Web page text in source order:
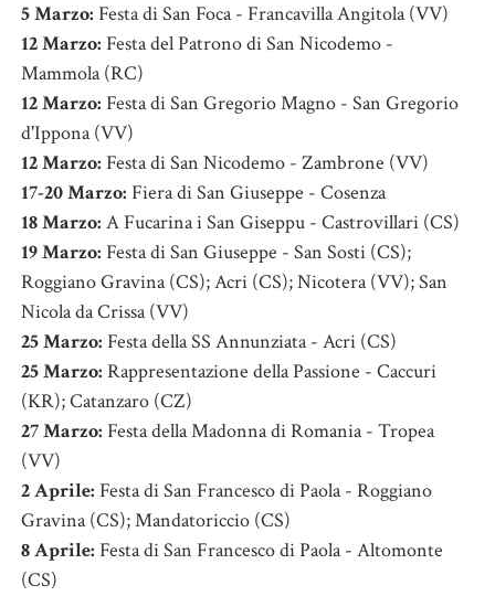
5 Marzo: Festa di San Foca - Francavilla Angitola (VV)
12 Marzo: Festa del Patrono di San Nicodemo -
Mammola (RC)
12 Marzo: Festa di San Gregorio Magno - San Gregorio
d'Ippona (VV)
12 Marzo: Festa di San Nicodemo - Zambrone (VV)
17-20 Marzo: Fiera di San Giuseppe - Cosenza
18 Marzo: A Fucarina i San Giseppu - Castrovillari (CS)
19 Marzo: Festa di San Giuseppe - San Sosti (CS);
Roggiano Gravina (CS); Acri (CS); Nicotera (VV); San
Nicola da Crissa (VV)
25 Marzo: Festa della SS Annunziata - Acri (CS)
25 Marzo: Rappresentazione della Passione - Caccuri
(KR); Catanzaro (CZ)
27 Marzo: Festa della Madonna di Romania - Tropea
(VV)
2 Aprile: Festa di San Francesco di Paola - Roggiano
Gravina (CS); Mandatoriccio (CS)
8 Aprile: Festa di San Francesco di Paola - Altomonte
(CS)